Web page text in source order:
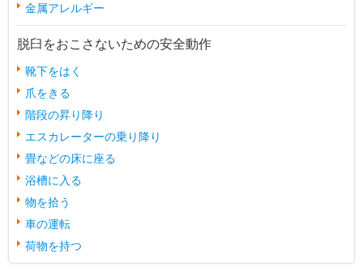
金属アレルギー
脱臼をおこさないための安全動作
靴下をはく
爪をきる
階段の昇り降り
エスカレーターの乗り降り
畳などの床に座る
浴槽に入る
物を拾う
車の運転
荷物を持つ